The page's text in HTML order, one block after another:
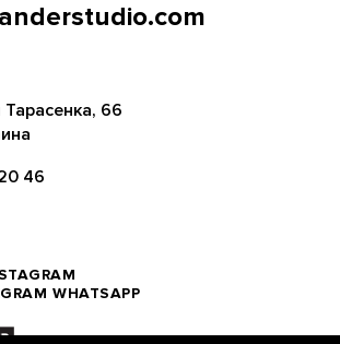
Тарасенка, 66
46
WHATSAPP